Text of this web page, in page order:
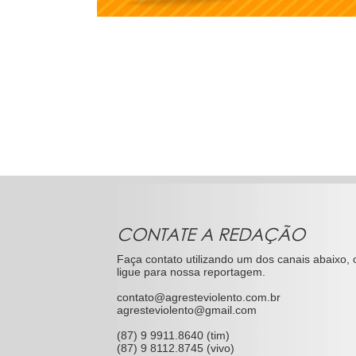
CONTATE A REDAÇÃO
Faça contato utilizando um dos canais abaixo,
ligue para nossa reportagem.
contato@agresteviolento.com.br
agresteviolento@gmail.com
(87) 9 9911.8640 (tim)
(87) 9 8112.8745 (vivo)